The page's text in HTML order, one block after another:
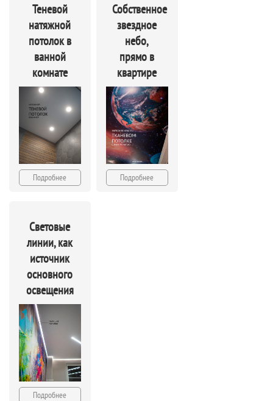
Теневой
натяжной
потолок в
ванной
комнате
Подробнее
Собственное
звездное
небо,
прямо в
квартире
Подробнее
Световые
линии, как
источник
основного
освещения
Подробнее